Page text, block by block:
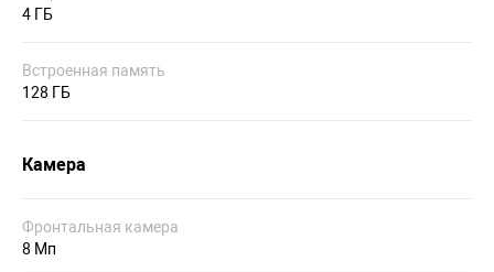
4 ГБ
Встроенная память
128 ГБ
Камера
Фронтальная камера
8 Мп